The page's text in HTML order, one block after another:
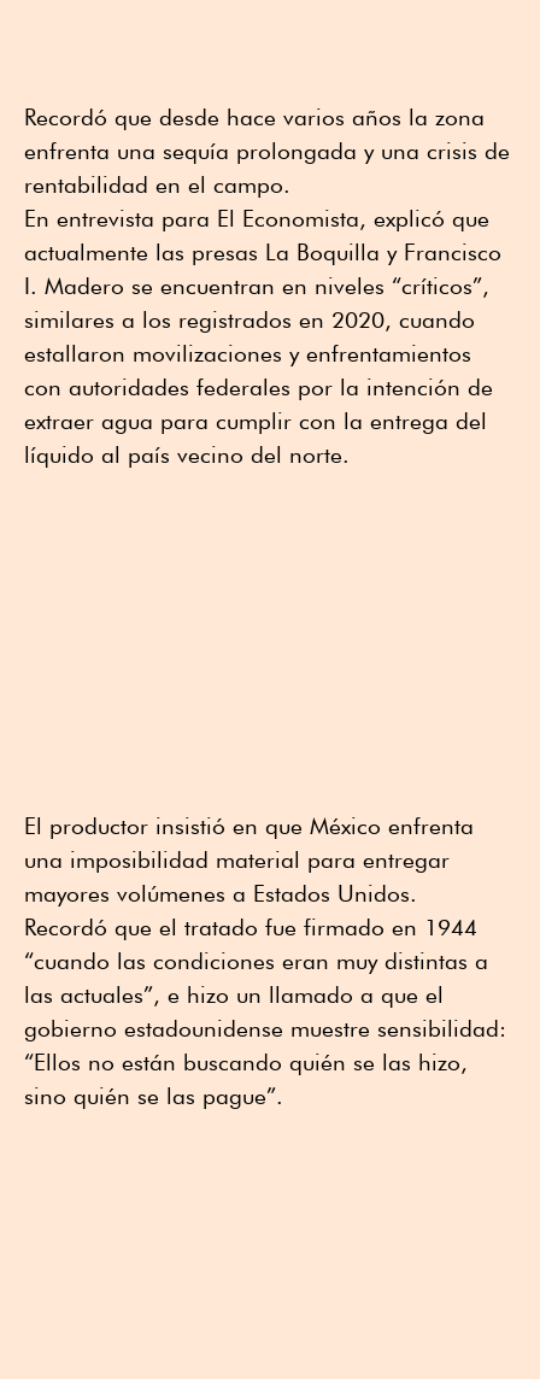
Recordó que desde hace varios años la zona
enfrenta una sequía prolongada y una crisis de
rentabilidad en el campo.
En entrevista para El Economista, explicó que
actualmente las presas La Boquilla y Francisco
I. Madero se encuentran en niveles “críticos”,
similares a los registrados en 2020, cuando
estallaron movilizaciones y enfrentamientos
con autoridades federales por la intención de
extraer agua para cumplir con la entrega del
líquido al país vecino del norte.
El productor insistió en que México enfrenta
una imposibilidad material para entregar
mayores volúmenes a Estados Unidos.
Recordó que el tratado fue firmado en 1944
“cuando las condiciones eran muy distintas a
las actuales”, e hizo un llamado a que el
gobierno estadounidense muestre sensibilidad:
“Ellos no están buscando quién se las hizo,
sino quién se las pague”.